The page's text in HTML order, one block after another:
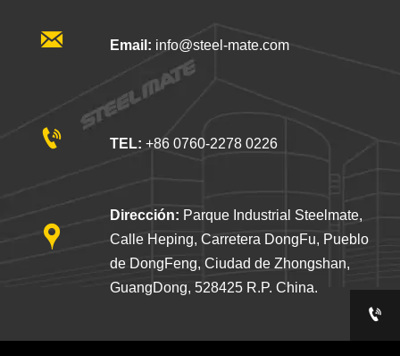
 Email: info@steel-mate.com
 TEL: +86 0760-2278 0226

Dirección: Parque Industrial Steelmate,
Calle Heping, Carretera DongFu, Pueblo
de DongFeng, Ciudad de Zhongshan,
GuangDong, 528425 R.P. China.
